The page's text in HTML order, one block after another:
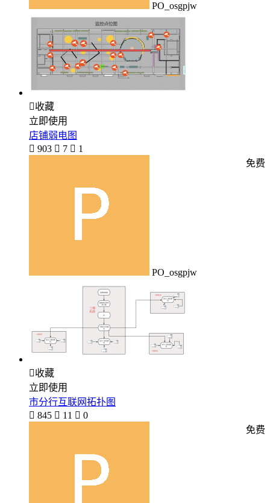
PO_osgpjw
收藏
立即使用
店铺弱电图
 903  7  1
PO_osgpjw
免费
收藏
立即使用
市分行互联网拓扑图
 845  11  0
免费